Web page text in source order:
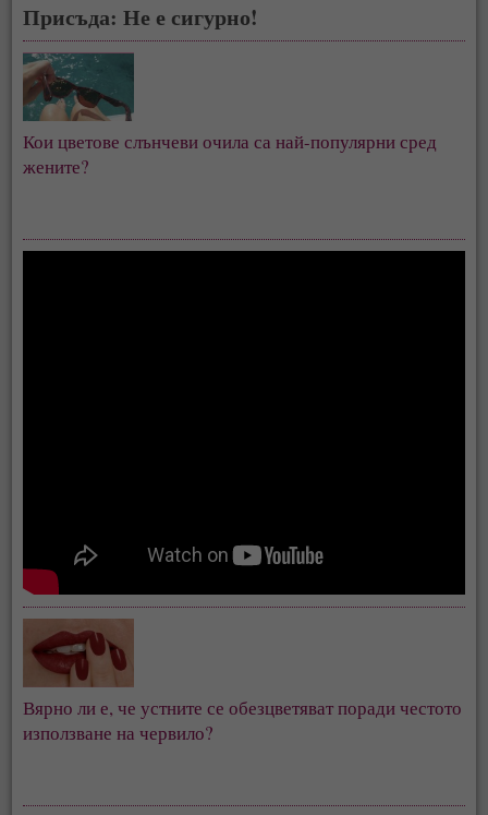
Присъда: Не е сигурно!
Кои цветове слънчеви очила са най-популярни сред
жените?
Вярно ли е, че устните се обезцветяват поради честото
използване на червило?